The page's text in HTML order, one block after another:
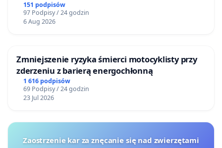
151 podpisów
97 Podpisy / 24 godzin
6 Aug 2026
Zmniejszenie ryzyka śmierci motocyklisty przy
zderzeniu z barierą energochłonną
1 616 podpisów
69 Podpisy / 24 godzin
23 Jul 2026
Zaostrzenie kar za znęcanie się nad zwierzętami